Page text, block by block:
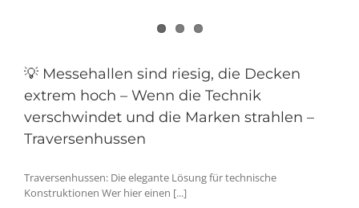
💡 Messehallen sind riesig, die Decken
extrem hoch – Wenn die Technik
verschwindet und die Marken strahlen –
Traversenhussen
Traversenhussen: Die elegante Lösung für technische
Konstruktionen Wer hier einen [...]